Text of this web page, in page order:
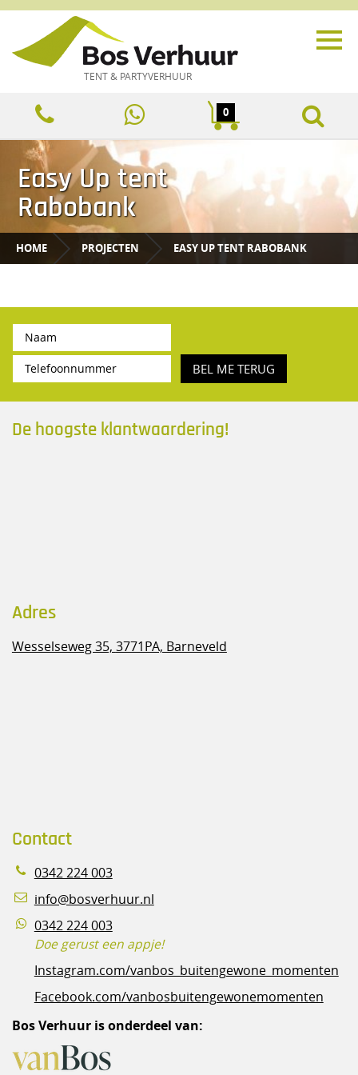
TENT & PARTYVERHUUR
0
Easy Up tent
Rabobank
HOME PROJECTEN EASY UP TENT RABOBANK
BEL ME TERUG
De hoogste klantwaardering!
Adres
Wesselseweg 35, 3771PA, Barneveld
Contact
0342 224 003
info@bosverhuur.nl
0342 224 003
Doe gerust een appje!
Instagram.com/vanbos_buitengewone_momenten
Facebook.com/vanbosbuitengewonemomenten
Bos Verhuur is onderdeel van: